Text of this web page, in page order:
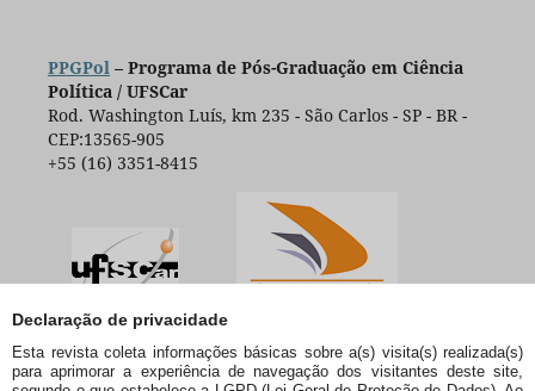
Declaração de privacidade
Esta revista coleta informações básicas sobre a(s) visita(s) realizada(s)
para aprimorar a experiência de navegação dos visitantes deste site,
PPGPol– Programa de Pós-Graduação em Ciência
Política / UFSCar
Rod. Washington Luís, km 235 - São Carlos - SP - BR -
CEP:13565-905
+55 (16) 3351-8415